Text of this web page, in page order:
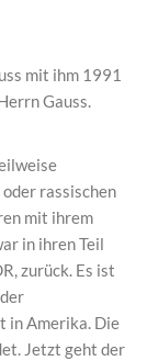
mit ihm 1991
Gauss.
rassischen
mit ihrem
in ihren Teil
zurück. Es ist
in Amerika. Die
Jetzt geht der